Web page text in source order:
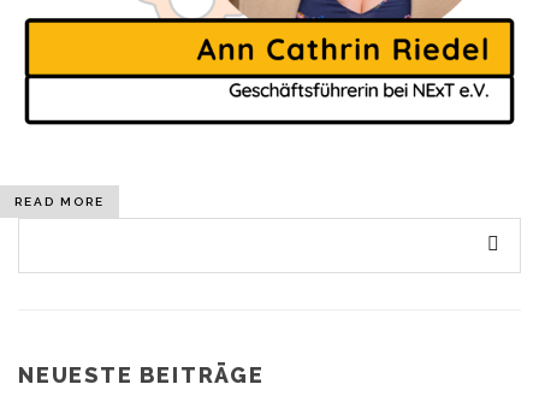
READ MORE
NEUESTE BEITRÄGE